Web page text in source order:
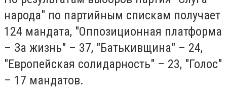
народа" по партийным спискам получает
124 мандата, "Оппозиционная платформа
– За жизнь" – 37, "Батькивщина" – 24,
"Европейская солидарность" – 23, "Голос"
– 17 мандатов.